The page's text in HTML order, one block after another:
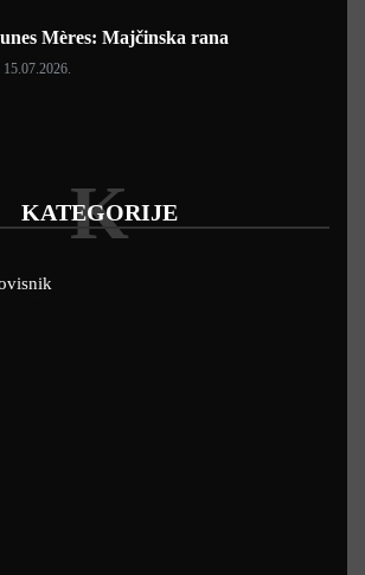
Mères: Majčinska rana
15.07.2026.
KATEGORIJE
K